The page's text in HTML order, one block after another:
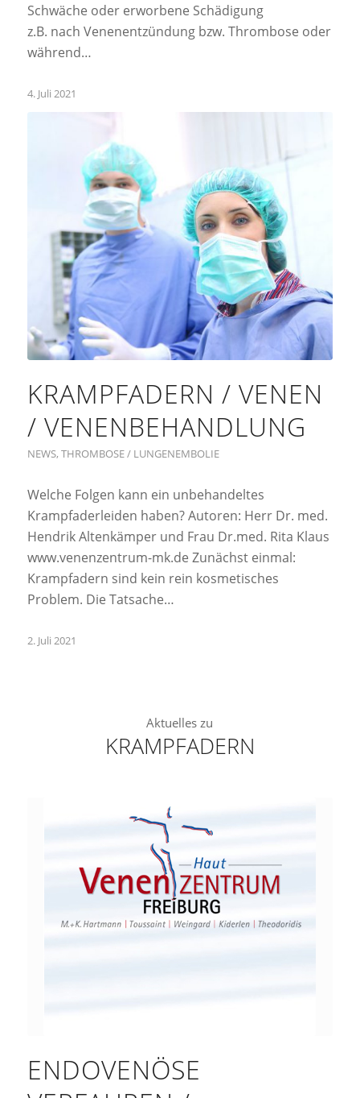
Schwäche oder erworbene Schädigung
z.B. nach Venenentzündung bzw. Thrombose oder
während…
4. Juli 2021
KRAMPFADERN / VENEN
/ VENENBEHANDLUNG
NEWS, THROMBOSE / LUNGENEMBOLIE
Welche Folgen kann ein unbehandeltes
Krampfaderleiden haben? Autoren: Herr Dr. med.
Hendrik Altenkämper und Frau Dr.med. Rita Klaus
www.venenzentrum-mk.de Zunächst einmal:
Krampfadern sind kein rein kosmetisches
Problem. Die Tatsache…
2. Juli 2021
Aktuelles zu
KRAMPFADERN
ENDOVENÖSE